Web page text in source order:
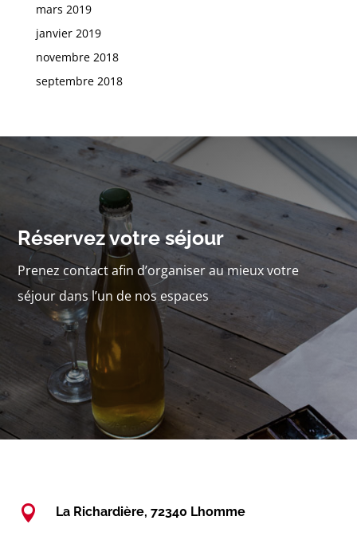
mars 2019
janvier 2019
novembre 2018
septembre 2018
Réservez votre séjour
Prenez contact afin d’organiser au mieux votre
séjour dans l’un de nos espaces
 La Richardière, 72340 Lhomme